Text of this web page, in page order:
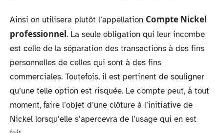
Ainsi on utilisera plutôt l’appellation Compte Nickel
professionnel. La seule obligation qui leur incombe
est celle de la séparation des transactions à des fins
personnelles de celles qui sont à des fins
commerciales. Toutefois, il est pertinent de souligner
qu’une telle option est risquée. Le compte peut, à tout
moment, faire l’objet d’une clôture à l’initiative de
Nickel lorsqu’elle s’apercevra de l’usage qui en est